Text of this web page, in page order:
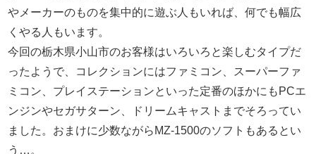
やメーカーのものを集中的に遊ぶ人もいれば、何でも幅広
くやる人もいます。
今回の栃木県小山市のお客様はいろいろと楽しむタイプだ
ったようで、コレクションにはファミコン、スーパーファ
ミコン、プレイステーションといった定番のほかにもPCエ
ンジンやセガサターン、ドリームキャストまでそろってい
ました。おまけに少数ながらMZ-1500のソフトもあるとい
う…。